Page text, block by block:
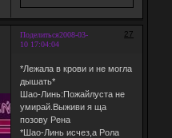
Поделиться 27
2008-03-
10 17:04:04
*Лежала в крови и не могла
дышать*
Шао-Линь:Пожайлуста не
умирай.Выживи я ща
позову Рена
*Шао-Линь исчез,а Рола